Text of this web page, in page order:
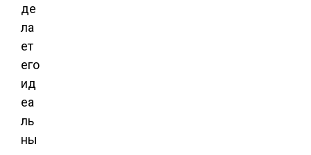
де
ла
ет
его
ид
еа
ль
ны